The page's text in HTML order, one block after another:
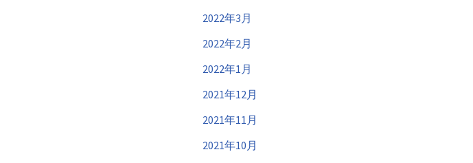
2022年3月
2022年2月
2022年1月
2021年12月
2021年11月
2021年10月